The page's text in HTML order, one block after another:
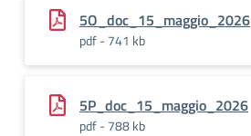
5O_doc_15_maggio_2026
pdf - 741 kb
5P_doc_15_maggio_2026
pdf - 788 kb